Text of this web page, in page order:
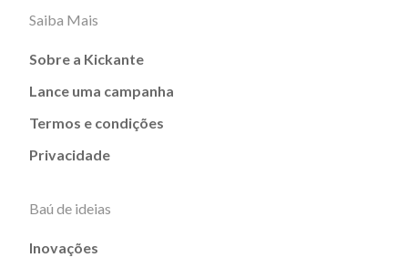
Saiba Mais
Sobre a Kickante
Lance uma campanha
Termos e condições
Privacidade
Baú de ideias
Inovações